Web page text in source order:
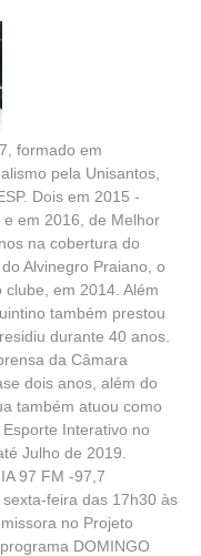
formado em
pela Unisantos,
Dois em 2015 -
em 2016, de Melhor
na cobertura do
Alvinegro Praiano, o
em 2014. Além
também prestou
durante 40 anos.
da Câmara
dois anos, além do
também atuou como
Interativo no
Julho de 2019.
97 FM -97,7
feira das 17h30 às
no Projeto
DOMINGO